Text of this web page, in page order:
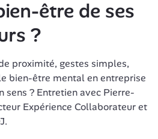
être de ses
?
proximité, gestes simples,
bien-être mental en entreprise
? Entretien avec Pierre-
Expérience Collaborateur et